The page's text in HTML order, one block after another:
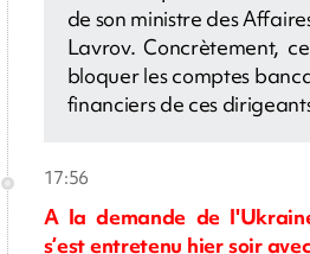
de son ministre des
Lavrov. Concrètement,
bloquer les comptes
financiers de ces
17:56
A la demande de
s’est entretenu hier soir